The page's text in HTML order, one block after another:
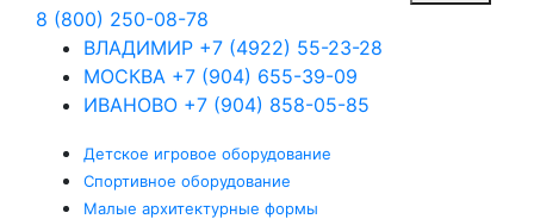
8 (800) 250-08-78
ВЛАДИМИР +7 (4922) 55-23-28
МОСКВА +7 (904) 655-39-09
ИВАНОВО +7 (904) 858-05-85
Детское игровое оборудование
Спортивное оборудование
Малые архитектурные формы